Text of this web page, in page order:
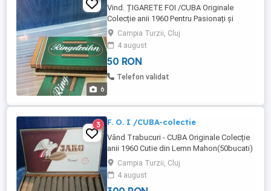
6
Vind. ȚIGARETE FOI /CUBA Originale
Colecție anii 1960 Pentru Pasionați și
Cunoscatori Producător IO ZIGARILLOS
Pachet-10 bucăți
Campia Turzii, Cluj
4 august
50 RON
Telefon validat
3 F. O. I /CUBA-colectie
Vând Trabucuri - CUBA Originale Colecție
anii 1960 Cutie din Lemn Mahon(50bucati)
Pentru Cunoscatori și Pasionati
Campia Turzii, Cluj
4 august